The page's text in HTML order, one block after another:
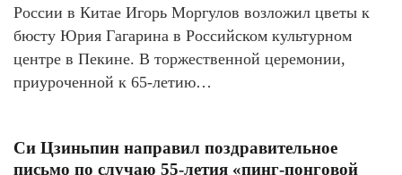
России в Китае Игорь Моргулов возложил цветы к
бюсту Юрия Гагарина в Российском культурном
центре в Пекине. В торжественной церемонии,
приуроченной к 65-летию…
Си Цзиньпин направил поздравительное
письмо по случаю 55-летия «пинг-понговой